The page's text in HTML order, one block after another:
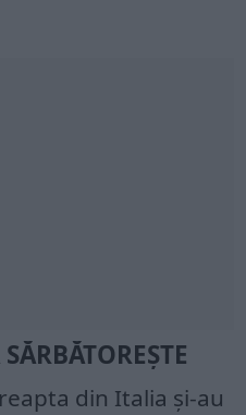
din Italia și-au